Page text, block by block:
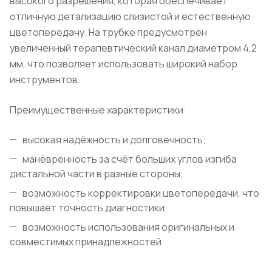
отличную детализацию слизистой и естественную
цветопередачу. На трубке предусмотрен
увеличенный терапевтический канал диаметром 4,2
мм, что позволяет использовать широкий набор
инструментов.
Преимущественные характеристики:
высокая надёжность и долговечность;
манёвренность за счёт больших углов изгиба
дистальной части в разные стороны;
возможность корректировки цветопередачи, что
повышает точность диагностики;
возможность использования оригинальных и
совместимых принадлежностей.